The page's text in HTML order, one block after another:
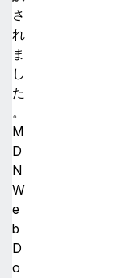
さ
れ
ま
し
た
。
M
D
N
W
e
b
D
o